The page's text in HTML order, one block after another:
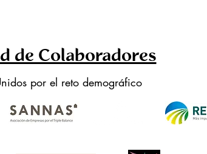
de Colaboradores
por el reto demográfico